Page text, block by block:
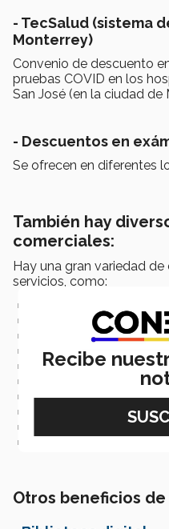
- TecSalud (sistema
Monterrey)
Convenio de descuento
pruebas COVID en los
San José (en la ciudad de
- Descuentos en
Se ofrecen en diferentes
También hay
comerciales:
Hay una gran variedad
servicios, como:
Muebles de oficina
Productos orgánicos
Espacios de oficina
Servicios automotrices
Restaurantes
Renta de espacios
Otros más.
Otros beneficios de
Recibe